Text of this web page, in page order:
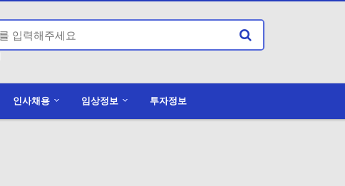
인사채용 임상정보 투자정보